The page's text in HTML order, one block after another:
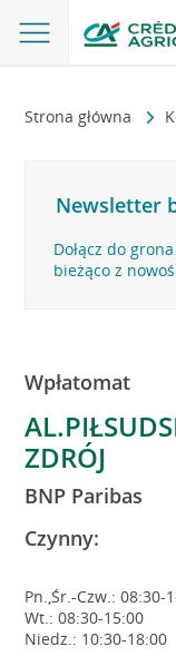
Strona główna
Newsletter
Dołącz do
bieżąco z
Wpłatomat
ZDRÓJ
BNP Paribas
Czynny:
Pn.,Śr.-Czw.: 08:30-
Wt.: 08:30-15:00
Niedz.: 10:30-18:00